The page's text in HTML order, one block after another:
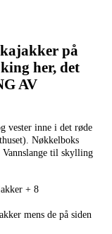
på
her, det
AV
vester inne i det røde
Nøkkelboks
til skylling
+ 8
mens de på siden